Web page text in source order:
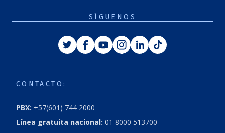
SÍGUENOS
TwitterFacebook
YoutubeInstagram
LinkedinTiktok
CONTACTO:
PBX: +57(601) 744 2000
Línea gratuita nacional: 01 8000 513700